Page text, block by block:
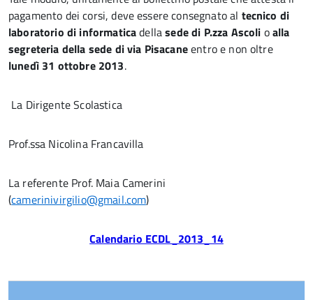
pagamento dei corsi, deve essere consegnato al tecnico di
laboratorio di informaticadellasede di P.zza Ascoli oalla
segreteria della sede di via Pisacaneentro e non oltre
lunedì 31 ottobre 2013.
La Dirigente Scolastica
Prof.ssa Nicolina Francavilla
La referente Prof. Maia Camerini
(camerinivirgilio@gmail.com)
Calendario ECDL_2013_14